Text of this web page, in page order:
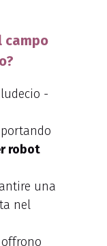
campo
robot
una
nel
offrono